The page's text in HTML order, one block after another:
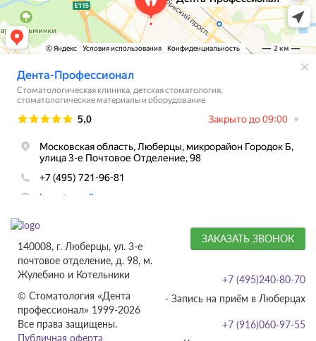
140008, г. Люберцы, ул. 3-е
почтовое отделение, д. 98, м.
Жулебино и Котельники
© Стоматология «Дента
профессионал» 1999-2026
Все права защищены.
Публичная оферта
ЗАКАЗАТЬ ЗВОНОК
+7 (495)240-80-70
- Запись на приём в Люберцах
+7 (916)060-97-55